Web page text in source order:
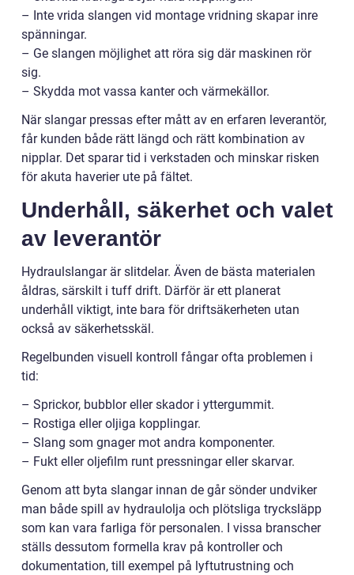
– Inte vrida slangen vid montage vridning skapar inre
spänningar.
– Ge slangen möjlighet att röra sig där maskinen rör
sig.
– Skydda mot vassa kanter och värmekällor.
När slangar pressas efter mått av en erfaren leverantör,
får kunden både rätt längd och rätt kombination av
nipplar. Det sparar tid i verkstaden och minskar risken
för akuta haverier ute på fältet.
Underhåll, säkerhet och valet
av leverantör
Hydraulslangar är slitdelar. Även de bästa materialen
åldras, särskilt i tuff drift. Därför är ett planerat
underhåll viktigt, inte bara för driftsäkerheten utan
också av säkerhetsskäl.
Regelbunden visuell kontroll fångar ofta problemen i
tid:
– Sprickor, bubblor eller skador i yttergummit.
– Rostiga eller oljiga kopplingar.
– Slang som gnager mot andra komponenter.
– Fukt eller oljefilm runt pressningar eller skarvar.
Genom att byta slangar innan de går sönder undviker
man både spill av hydraulolja och plötsliga trycksläpp
som kan vara farliga för personalen. I vissa branscher
ställs dessutom formella krav på kontroller och
dokumentation, till exempel på lyftutrustning och